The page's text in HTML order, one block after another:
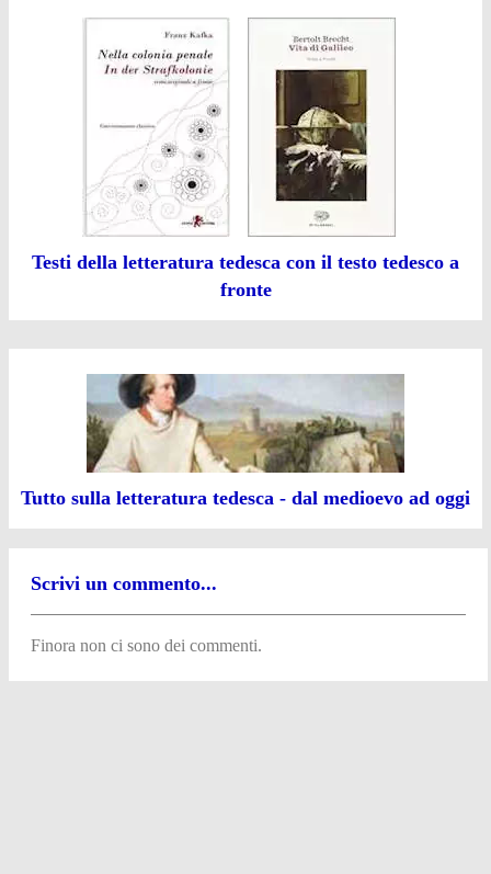
Testi della letteratura tedesca con il testo tedesco a
fronte
Tutto sulla letteratura tedesca - dal medioevo ad oggi
Scrivi un commento...
Finora non ci sono dei commenti.